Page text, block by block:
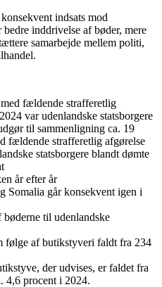
indsats mod
inddrivelse af bøder, mere
samarbejde mellem politi,
fældende strafferetlig
var udenlandske statsborgere
til sammenligning ca. 19
fældende strafferetlig afgørelse
statsborgere blandt dømte
år efter år
Somalia går konsekvent igen i
til udenlandske
følge af butikstyveri faldt fra 234
der udvises, er faldet fra
4,6 procent i 2024.